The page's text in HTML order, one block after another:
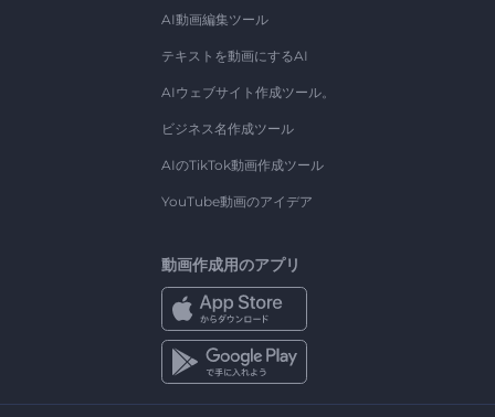
AI動画編集ツール
テキストを動画にするAI
AIウェブサイト作成ツール。
ビジネス名作成ツール
AIのTikTok動画作成ツール
YouTube動画のアイデア
動画作成用のアプリ